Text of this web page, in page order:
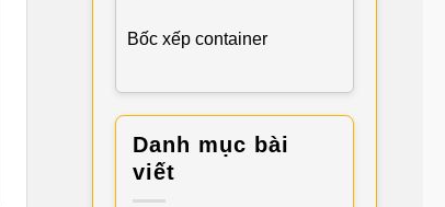
Bốc xếp container
Danh mục bài
viết